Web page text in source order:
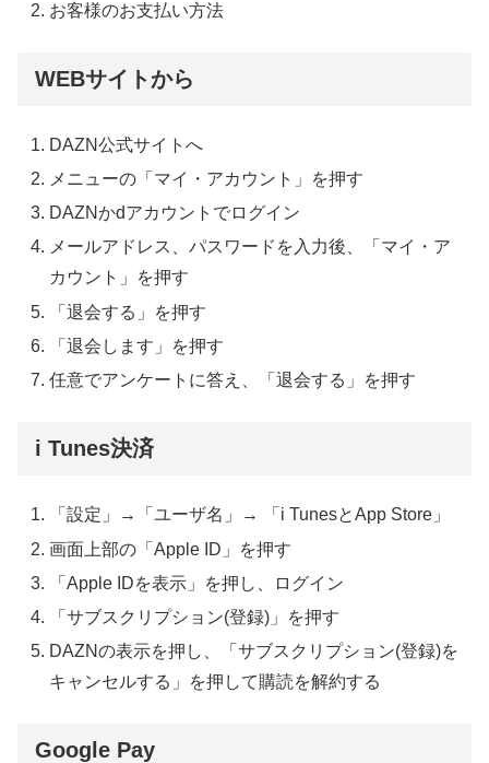
お客様のお支払い方法
WEBサイトから
DAZN公式サイトへ
メニューの「マイ・アカウント」を押す
DAZNかdアカウントでログイン
メールアドレス、パスワードを入力後、「マイ・ア
カウント」を押す
「退会する」を押す
「退会します」を押す
任意でアンケートに答え、「退会する」を押す
i Tunes決済
「設定」 → 「ユーザ名」 → 「 i TunesとApp Store 」
画面上部の「Apple ID 」を押す
「Apple IDを表示」を押し、ログイン
「サブスクリプション(登録) 」を押す
DAZNの表示を押し、「サブスクリプション(登録)を
キャンセルする」を押して購読を解約する
Google Pay